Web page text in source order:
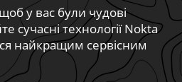
у вас були чудові
сучасні технології Nokta
найкращим сервісним